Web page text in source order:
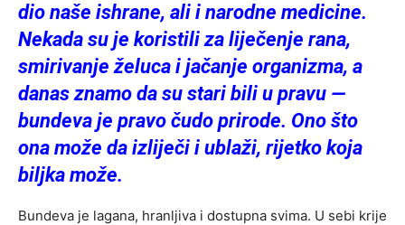
dio naše ishrane, ali i narodne medicine.
Nekada su je koristili za liječenje rana,
smirivanje želuca i jačanje organizma, a
danas znamo da su stari bili u pravu —
bundeva je pravo čudo prirode. Ono što
ona može da izliječi i ublaži, rijetko koja
biljka može.
Bundeva je lagana, hranljiva i dostupna svima. U sebi krije